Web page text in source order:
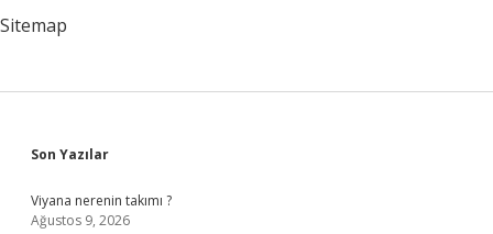
Sitemap
Sidebar
Son Yazılar
Viyana nerenin takımı ?
Ağustos 9, 2026